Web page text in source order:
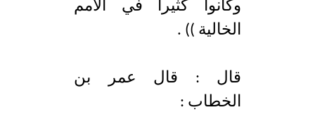
وكانوا كثيراً في الأمم
الخالية )) .
قال : قال عمر بن
الخطاب :